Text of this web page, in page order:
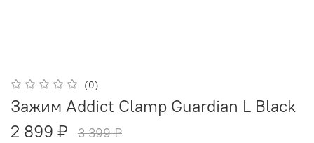
(0)
Зажим Addict Clamp Guardian L Black
2 899 ₽
3 399 ₽